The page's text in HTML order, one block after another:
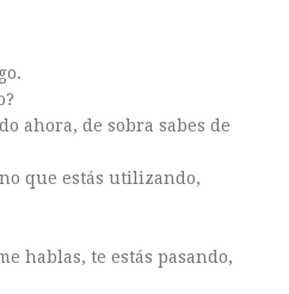
ahora, de sobra sabes de
que estás utilizando,
hablas, te estás pasando,